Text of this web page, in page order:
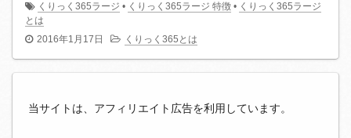
くりっく365ラージ • くりっく365ラージ 特徴 • くりっく365ラージ
とは
2016年1月17日
くりっく365とは
当サイトは、アフィリエイト広告を利用しています。